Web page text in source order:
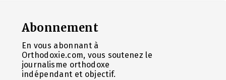
Abonnement
En vous abonnant à
Orthodoxie.com, vous soutenez le
journalisme orthodoxe
indépendant et objectif.